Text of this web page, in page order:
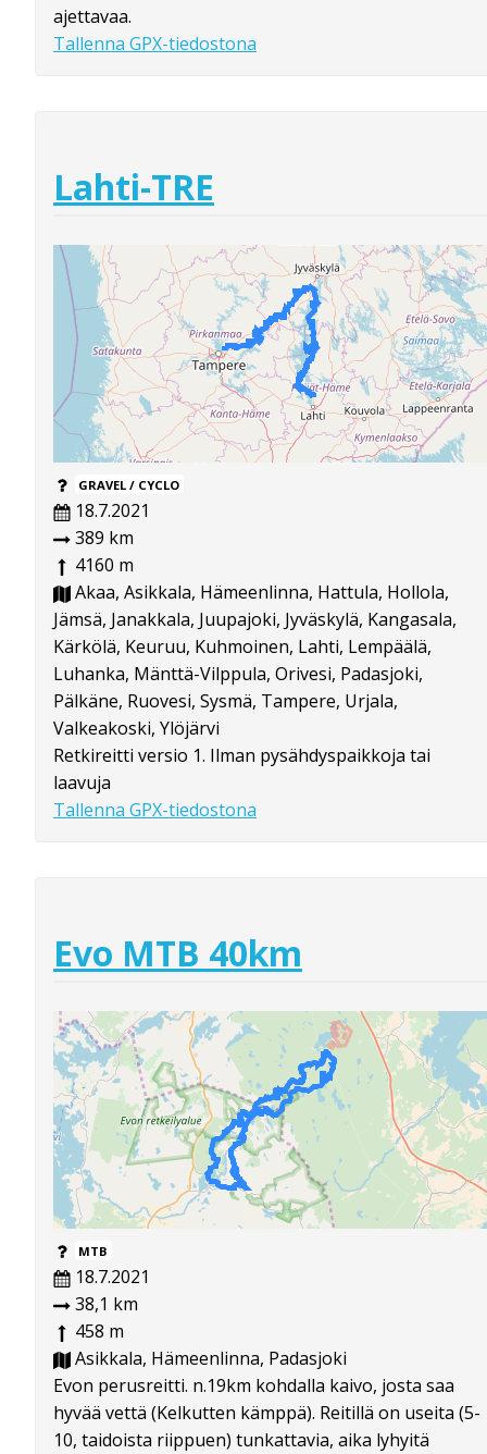
ajettavaa.
Tallenna GPX-tiedostona
Lahti-TRE
GRAVEL / CYCLO
18.7.2021
389 km
4160 m
Akaa, Asikkala, Hämeenlinna, Hattula, Hollola,
Jämsä, Janakkala, Juupajoki, Jyväskylä, Kangasala,
Kärkölä, Keuruu, Kuhmoinen, Lahti, Lempäälä,
Luhanka, Mänttä-Vilppula, Orivesi, Padasjoki,
Pälkäne, Ruovesi, Sysmä, Tampere, Urjala,
Valkeakoski, Ylöjärvi
Retkireitti versio 1. Ilman pysähdyspaikkoja tai
laavuja
Tallenna GPX-tiedostona
Evo MTB 40km
MTB
18.7.2021
38,1 km
458 m
Asikkala, Hämeenlinna, Padasjoki
Evon perusreitti. n.19km kohdalla kaivo, josta saa
hyvää vettä (Kelkutten kämppä). Reitillä on useita (5-
10, taidoista riippuen) tunkattavia, aika lyhyitä